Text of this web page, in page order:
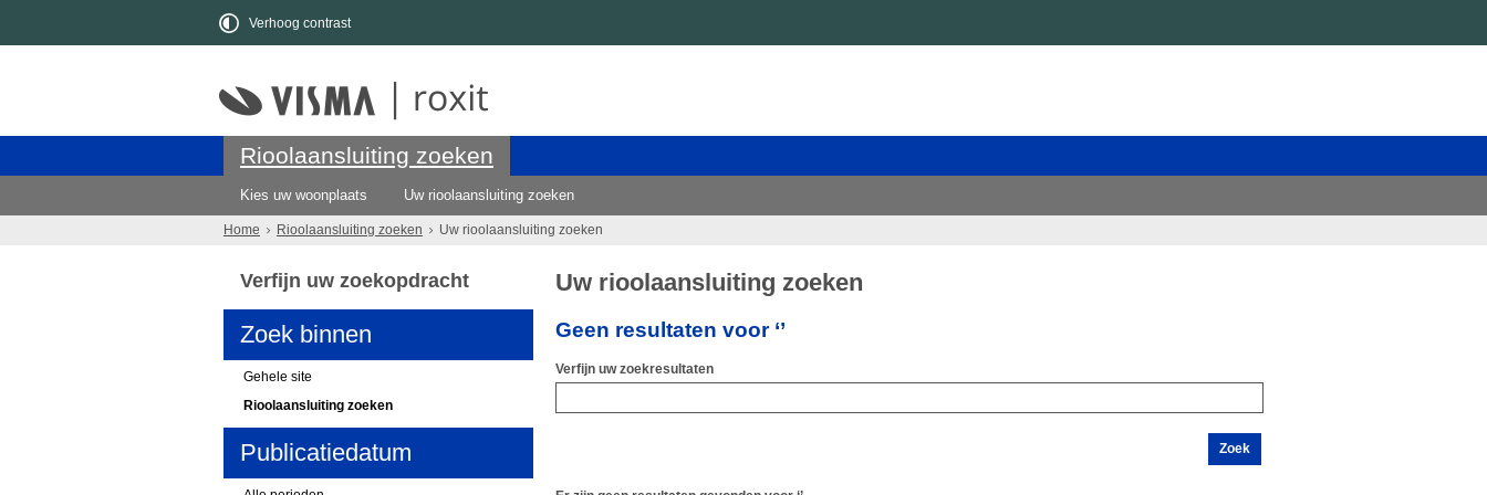
Verhoog contrast
Rioolaansluiting zoeken
Kies uw woonplaats Uw rioolaansluiting zoeken
Home Rioolaansluiting zoeken Uw rioolaansluiting zoeken
Uw rioolaansluiting zoeken
Geen resultaten voor ‘’
Verfijn uw zoekresultaten
Verfijn uw zoekopdracht
Zoek binnen
Gehele site
Rioolaansluiting zoeken
Publicatiedatum